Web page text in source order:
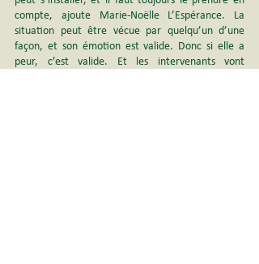
compte, ajoute Marie-Noëlle L’Espérance. La
situation peut être vécue par quelqu’un d’une
façon, et son émotion est valide. Donc si elle a
peur, c’est valide. Et les intervenants vont